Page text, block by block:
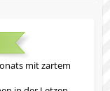
mit zartem